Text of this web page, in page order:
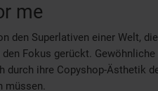
me
den Superlativen einer Welt,
Fokus gerückt.
durch ihre Copyshop-Ästhetik
müssen.